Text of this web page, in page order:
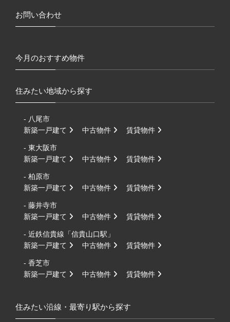
お問い合わせ
今月のおすすめ物件
住みたい地域から探す
- 八尾市
新築一戸建て
中古物件 賃貸物件
- 東大阪市
新築一戸建て
中古物件 賃貸物件
- 柏原市
新築一戸建て
中古物件 賃貸物件
- 藤井寺市
新築一戸建て
中古物件 賃貸物件
- 近鉄信貴線「信貴山口駅」
新築一戸建て
中古物件 賃貸物件
- 香芝市
新築一戸建て
中古物件 賃貸物件
住みたい沿線・最寄り駅から探す